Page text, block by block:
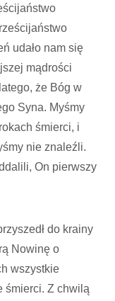
udało nam się
mądrości
że Bóg w
Syna. Myśmy
śmierci, i
nie znaleźli.
On pierwszy
do krainy
Nowinę o
wszystkie
śmierci. Z chwilą